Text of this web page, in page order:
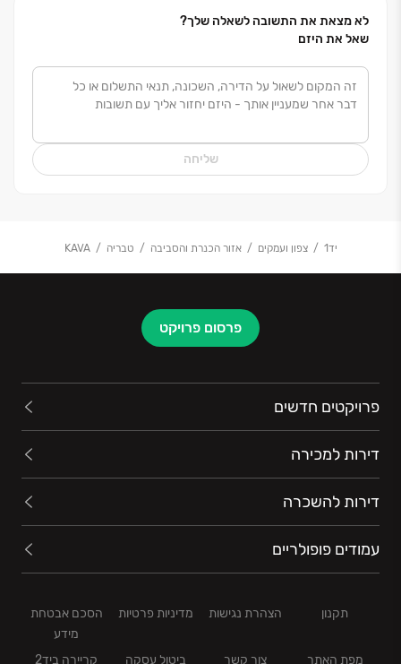
למגידו ניסיון רב שנים ורקורד מרשים של איכות בנייה בלתי
מתפשרת, והיא מחויבת להנגשת פתרונות דיור לכלל
דיור. החברה מספקת ללקוחותיה שירות אמין, אדיב
ומקצועי,
הבנקים המרכזיים במשק. החברה מיישמת תהליכי ניהול,
מקצועיות חסרת פשרות והתמקדות בהתחדשות עירונית
מציב את אאורה ומגידו בחזית ענף הבנייה בישראל, תוך
לא מצאת את התשובה לשאלה שלך?
שאל את היזם
שליחה
יד1 צפון ועמקים אזור הכנרת והסביבה טבריה KAVA‏
פרסום פרויקט
פרויקטים חדשים
דירות למכירה
דירות להשכרה
עמודים פופולריים
תקנון הצהרת נגישות מדיניות פרטיות
הסכם אבטחת
מידע
מפת האתר
צור קשר ביטול עסקה קריירה ביד2